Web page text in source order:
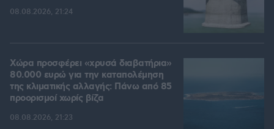
08.08.2026, 21:24
Χώρα προσφέρει «χρυσά διαβατήρια»
80.000 ευρώ για την καταπολέμηση
της κλιματικής αλλαγής: Πάνω από 85
προορισμοί χωρίς βίζα
08.08.2026, 21:23